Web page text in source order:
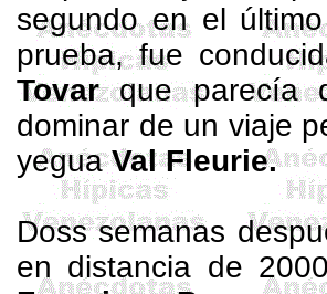
segundo en el
prueba, fue
Tovarque parecía
dominar de un viaje
yeguaVal Fleurie.
Doss semanas
en distancia de